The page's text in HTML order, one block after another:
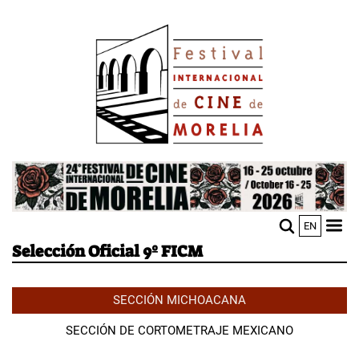
Image
EN
menu
Selección Oficial 9º FICM
SECCIÓN MICHOACANA
SECCIÓN DE CORTOMETRAJE MEXICANO